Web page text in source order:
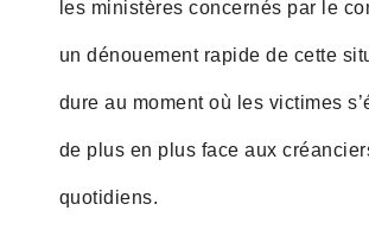
les ministères concernés par le
un dénouement rapide de cette
dure au moment où les victimes
de plus en plus face aux
quotidiens.